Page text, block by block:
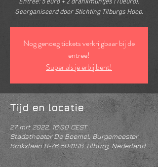
Entree: 5 euro + 2 drankmuntjes (10euro).
Georganiseerd door Stichting Tilburgs Hoop.
Nog genoeg tickets verkrijgbaar bij de
entree!
Super als je erbij bent!
Tijd en locatie
27 mrt 2022, 16:00 CEST
Stadstheater De Boemel, Burgemeester
Brokxlaan 8-76 5041SB Tilburg, Nederland